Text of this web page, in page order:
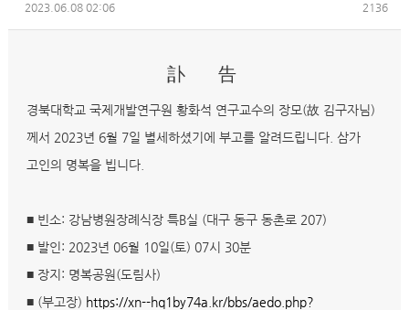
2023.06.08 02:06 2136
訃 告
경북대학교 국제개발연구원 황화석 연구교수의 장모(故 김구자님)
께서 2023년 6월 7일 별세하셨기에 부고를 알려드립니다. 삼가
고인의 명복을 빕니다.
■ 빈소: 강남병원장례식장 특B실 (대구 동구 동촌로 207)
■ 발인: 2023년 06월 10일(토) 07시 30분
■ 장지: 명복공원(도림사)
■ (부고장) https://xn--hq1by74a.kr/bbs/aedo.php?